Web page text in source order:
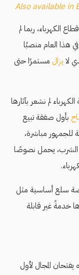
Also available in
الكهرباء، ربما لم
هذا العام منصبًا
لا يزال مستمرًا حتى
لم نشعر بآثارها
بأول صفقة تبيع
للجمهور مباشرة،
الشرب، يحمل نصوصًا
سلع أساسية مثل
خدمةً غير قابلة
يفتحان المجال لأول